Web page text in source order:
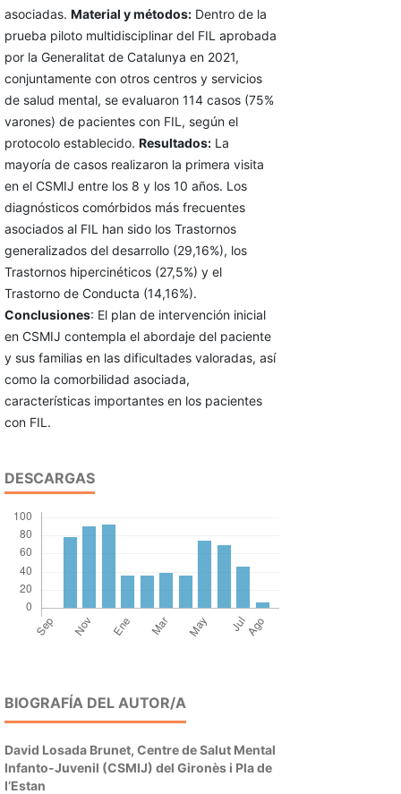
asociadas. Material y métodos:Dentro de la
prueba piloto multidisciplinar del FIL aprobada
por la Generalitat de Catalunya en 2021,
conjuntamente con otros centros y servicios
de salud mental, se evaluaron 114 casos (75%
varones) de pacientes con FIL, según el
protocolo establecido. Resultados:La
mayoría de casos realizaron la primera visita
en el CSMIJ entre los 8 y los 10 años. Los
diagnósticos comórbidos más frecuentes
asociados al FIL han sido los Trastornos
generalizados del desarrollo (29,16%), los
Trastornos hipercinéticos (27,5%) y el
Trastorno de Conducta (14,16%).
Conclusiones: El plan de intervención inicial
en CSMIJ contempla el abordaje del paciente
y sus familias en las dificultades valoradas, así
como la comorbilidad asociada,
características importantes en los pacientes
con FIL.
DESCARGAS
BIOGRAFÍA DEL AUTOR/A
David Losada Brunet, Centre de Salut Mental
Infanto-Juvenil (CSMIJ) del Gironès i Pla de
l’Estan